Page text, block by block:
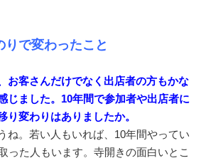
りで変わったこと
お客さんだけでなく出店者の方もかな
じました。10年間で参加者や出店者に
り変わりはありましたか。
ね。若い人もいれば、10年間やってい
った人もいます。寺開きの面白いとこ